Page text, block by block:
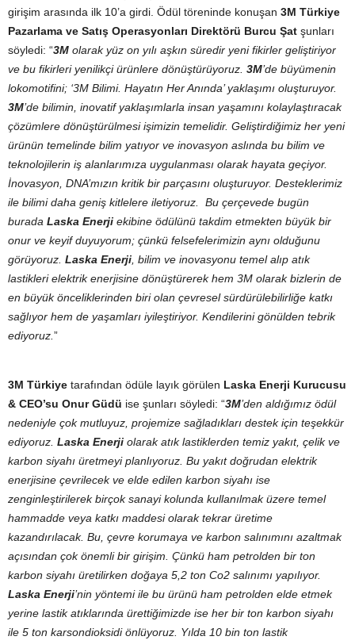
girişim arasında ilk 10’a girdi. Ödül töreninde konuşan 3M Türkiye
Pazarlama ve Satış Operasyonları Direktörü Burcu Şat şunları
söyledi: “3M olarak yüz on yılı aşkın süredir yeni fikirler geliştiriyor
ve bu fikirleri yenilikçi ürünlere dönüştürüyoruz. 3M’de büyümenin
lokomotifini; ‘3M Bilimi. Hayatın Her Anında’ yaklaşımı oluşturuyor.
3M’de bilimin, inovatif yaklaşımlarla insan yaşamını kolaylaştıracak
çözümlere dönüştürülmesi işimizin temelidir. Geliştirdiğimiz her yeni
ürünün temelinde bilim yatıyor ve inovasyon aslında bu bilim ve
teknolojilerin iş alanlarımıza uygulanması olarak hayata geçiyor.
İnovasyon, DNA’mızın kritik bir parçasını oluşturuyor. Desteklerimiz
ile bilimi daha geniş kitlelere iletiyoruz.
Bu çerçevede bugün
burada Laska Enerji ekibine ödülünü takdim etmekten büyük bir
onur ve keyif duyuyorum; çünkü felsefelerimizin aynı olduğunu
görüyoruz. Laska Enerji , bilim ve inovasyonu temel alıp atık
lastikleri elektrik enerjisine dönüştürerek hem 3M olarak bizlerin de
en büyük önceliklerinden biri olan çevresel sürdürülebilirliğe katkı
sağlıyor hem de yaşamları iyileştiriyor. Kendilerini gönülden tebrik
ediyoruz. ”
3M Türkiye tarafından ödüle layık görülen Laska Enerji Kurucusu
& CEO’su Onur Güdü ise şunları söyledi: “3M’den aldığımız ödül
nedeniyle çok mutluyuz, projemize sağladıkları destek için teşekkür
ediyoruz. Laska Enerji olarak atık lastiklerden temiz yakıt, çelik ve
karbon siyahı üretmeyi planlıyoruz. Bu yakıt doğrudan elektrik
enerjisine çevrilecek ve elde edilen karbon siyahı ise
zenginleştirilerek birçok sanayi kolunda kullanılmak üzere temel
hammadde veya katkı maddesi olarak tekrar üretime
kazandırılacak. Bu, çevre korumaya ve karbon salınımını azaltmak
açısından çok önemli bir girişim. Çünkü ham petrolden bir ton
karbon siyahı üretilirken doğaya 5,2 ton Co2 salınımı yapılıyor.
Laska Enerji’nin yöntemi ile bu ürünü ham petrolden elde etmek
yerine lastik atıklarında ürettiğimizde ise her bir ton karbon siyahı
ile 5 ton karsondioksidi önlüyoruz. Yılda 10 bin ton lastik